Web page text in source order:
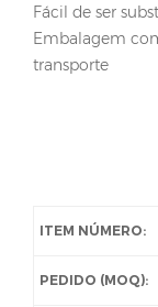
Fácil de ser
Embalagem
transporte
ITEM NÚMERO:
PEDIDO (MOQ):